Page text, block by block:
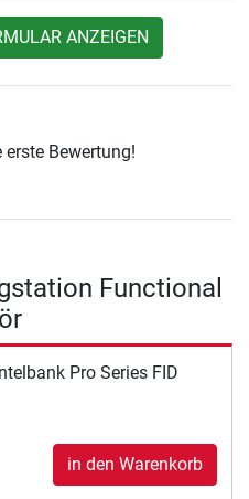
ANZEIGEN
erste Bewertung!
Functional
Pro Series FID
in den Warenkorb